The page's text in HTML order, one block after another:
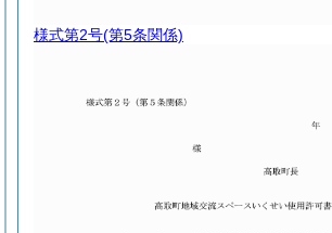
様式第2号(第5条関係)